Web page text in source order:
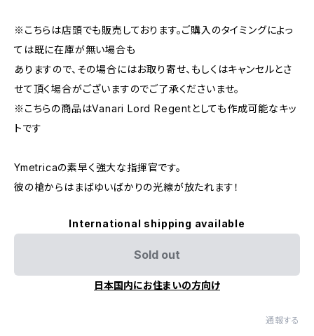
※こちらは店頭でも販売しております。ご購入のタイミングによっ
ては既に在庫が無い場合も
ありますので、その場合にはお取り寄せ、もしくはキャンセルとさ
せて頂く場合がございますのでご了承くださいませ。
※こちらの商品はVanari Lord Regentとしても作成可能なキッ
トです
Ymetricaの素早く強大な指揮官です。
彼の槍からはまばゆいばかりの光線が放たれます！
International shipping available
Sold out
日本国内にお住まいの方向け
通報する